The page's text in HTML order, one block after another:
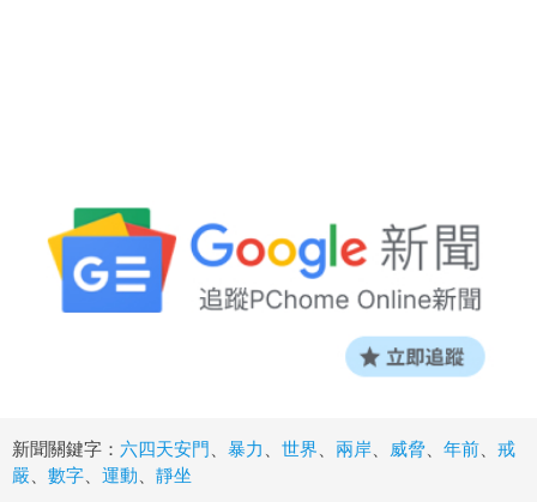
新聞關鍵字： 六四天安門 暴力 世界 兩岸 威脅 年前
戒
嚴
數字 運動 靜坐